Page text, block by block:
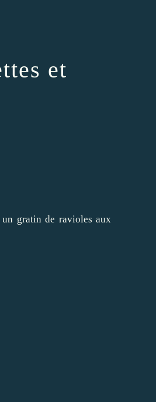
et
gratin de ravioles aux